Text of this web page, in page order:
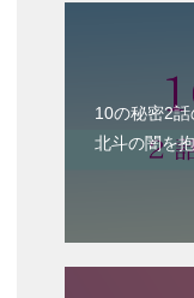
10の秘密2
北斗の闇を